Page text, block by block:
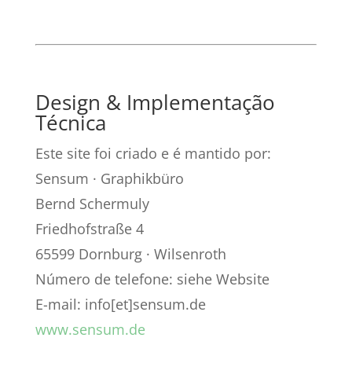
Design & Implementação
Técnica
Este site foi criado e é mantido por:
Sensum · Graphikbüro
Bernd Schermuly
Friedhofstraße 4
65599 Dornburg · Wilsenroth
Número de telefone: siehe Website
E-mail: info[et]sensum.de
www.sensum.de